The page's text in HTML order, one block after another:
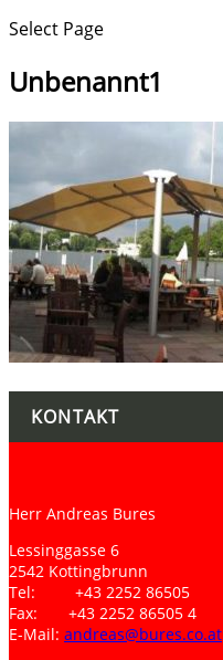
Select Page
Unbenannt1
KONTAKT
Herr Andreas Bures
Lessinggasse 6
2542 Kottingbrunn
Tel: +43 2252 86505
Fax: +43 2252 86505 4
E-Mail: andreas@bures.co.at